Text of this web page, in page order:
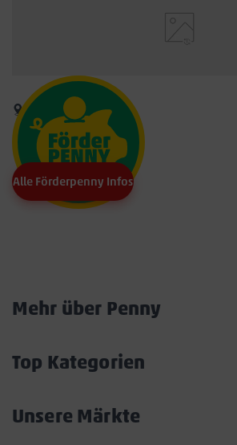
Alle Förderpenny Infos
Mehr über Penny
Top Kategorien
Unsere Märkte